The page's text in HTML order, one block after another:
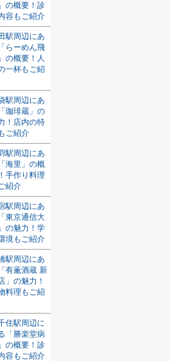
の概要！診
容もご紹介
駅周辺にあ
らーめん飛
の概要！人
一杯もご紹
駅周辺にあ
珈琲蔵」の
！店内の特
ご紹介
駅周辺にあ
海里」の概
手作り料理
紹介
駅周辺にあ
東京通信大
の魅力！学
境もご紹介
駅周辺にあ
有薫酒蔵 新
」の魅力！
料理もご紹
住駅周辺に
「勝楽堂病
の概要！診
容もご紹介